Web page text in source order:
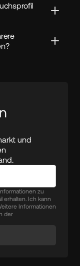
und
zu
erhalten. Ich kann
Informationen
der